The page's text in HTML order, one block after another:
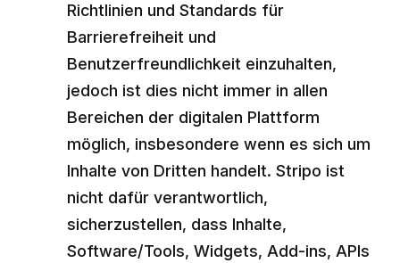
Richtlinien und Standards für
Barrierefreiheit und
Benutzerfreundlichkeit einzuhalten,
jedoch ist dies nicht immer in allen
Bereichen der digitalen Plattform
möglich, insbesondere wenn es sich um
Inhalte von Dritten handelt. Stripo ist
nicht dafür verantwortlich,
sicherzustellen, dass Inhalte,
Software/Tools, Widgets, Add-ins, APIs